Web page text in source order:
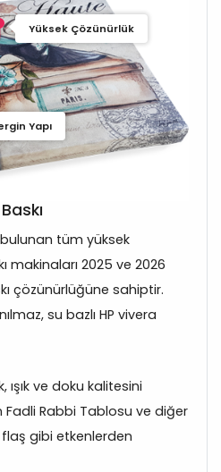
Yüksek Çözünürlük
Yapı
tüm yüksek
makinaları 2025 ve 2026
çözünürlüğüne sahiptir.
su bazlı HP vivera
ışık ve doku kalitesini
Fadli Rabbi Tablosu ve diğer
flaş gibi etkenlerden